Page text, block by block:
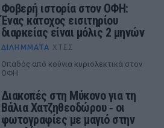
Φοβερή ιστορία στον ΟΦΗ:
Ένας κάτοχος εισιτηρίου
διαρκείας είναι μόλις 2 μηνών
ΔΙΛΉΜΜΑΤΑ ΧΤΕΣ
Οπαδός από κούνια κυριολεκτικά στον
ΟΦΗ
Διακοπές στη Μύκονο για τη
Βάλια Χατζηθεοδώρου ‑ οι
φωτογραφίες με μαγιό στην